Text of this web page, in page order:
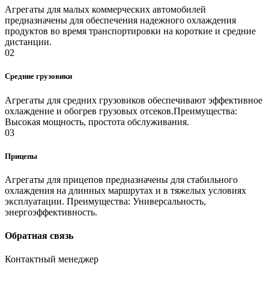
Агрегаты для малых коммерческих автомобилей
предназначены для обеспечения надежного охлаждения
продуктов во время транспортировки на короткие и средние
дистанции.
02
Средние грузовики
Агрегаты для средних грузовиков обеспечивают эффективное
охлаждение и обогрев грузовых отсеков.Преимущества:
Высокая мощность, простота обслуживания.
03
Прицепы
Агрегаты для прицепов предназначены для стабильного
охлаждения на длинных маршрутах и в тяжелых условиях
эксплуатации. Преимущества: Универсальность,
энергоэффективность.
Обратная связь
Контактный менеджер